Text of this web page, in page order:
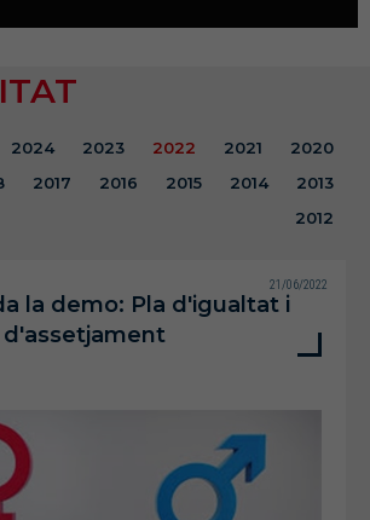
2024 2023 2022 2021
2020
2017 2016 2015 2014
2013
2012
la demo: Pla d'igualtat i
21/06/2022